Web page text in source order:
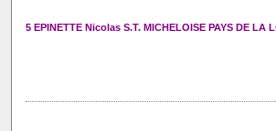
5 EPINETTE Nicolas S.T. MICHELOISE PAYS DE LA